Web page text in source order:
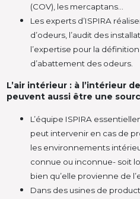
(COV), les mercaptans…
Les experts d’ISPIRA
d’odeurs, l’audit des
l’expertise pour la
d’abattement des odeurs.
L’air intérieur : à l’intérieur
peuvent aussi être une
L’équipe ISPIRA
peut intervenir en cas de
les environnements
connue ou inconnue- soit
bien qu’elle provienne de
Dans des usines de